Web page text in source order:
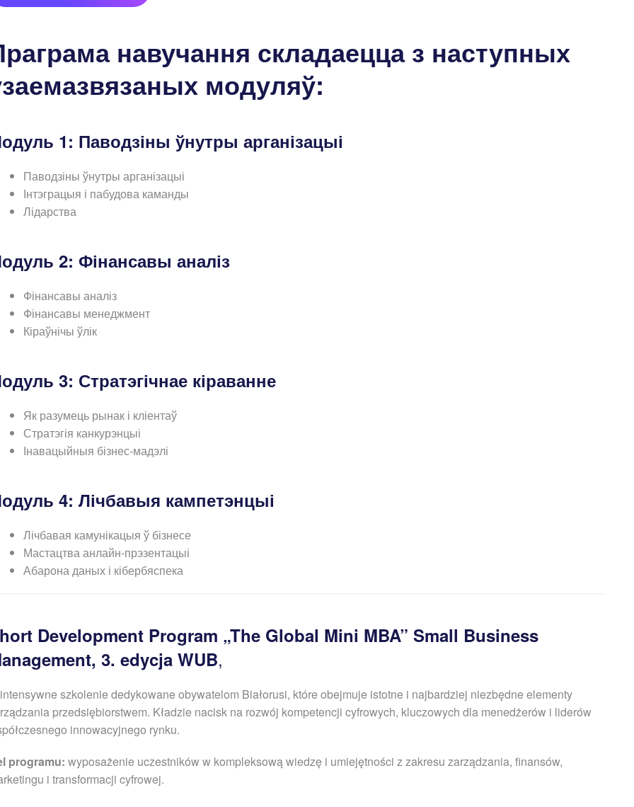
навучання складаецца з наступных
модуляў:
1: Паводзіны ўнутры арганізацыі
Паводзіны ўнутры арганізацыі
Інтэграцыя і пабудова каманды
Лідарства
2: Фінансавы аналіз
Фінансавы аналіз
Фінансавы менеджмент
Кіраўнічы ўлік
3: Стратэгічнае кіраванне
Як разумець рынак і кліентаў
Стратэгія канкурэнцыі
Інавацыйныя бізнес-мадэлі
4: Лічбавыя кампетэнцыі
Лічбавая камунікацыя ў бізнесе
Мастацтва анлайн-прэзентацыі
Абарона даных і кібербяспека
Development Program „The Global Mini MBA” Small Business
3. edycja WUB,
szkolenie dedykowane obywatelom Białorusi, które obejmuje istotne i najbardziej niezbędne elementy
ądzania przedsiębiorstwem. Kładzie nacisk na rozwój kompetencji cyfrowych, kluczowych dla menedżerów i liderów
łczesnego innowacyjnego rynku.
programu: wyposażenie uczestników w kompleksowąwiedzę i umiejętności z zakresu zarządzania, finansów,
i transformacji cyfrowej.